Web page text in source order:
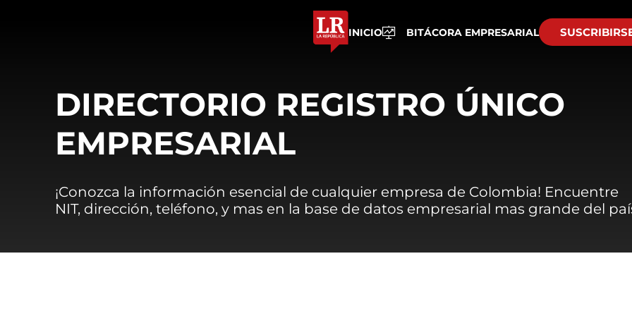
INICIO BITÁCORA EMPRESARIAL
DIRECTORIO REGISTRO ÚNICO
EMPRESARIAL
¡Conozca la información esencial de cualquier empresa de Colombia! Encuentre
NIT, dirección, teléfono, y mas en la base de datos empresarial mas grande del